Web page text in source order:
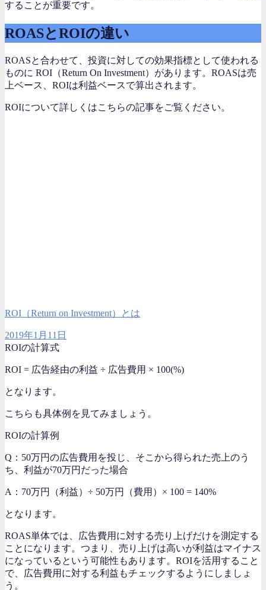
することが重要です。
ROASとROIの違い
ROASと合わせて、投資に対しての効果指標として使われる
ものに ROI（Return On Investment）があります。 ROASは売
上ベース、ROIは利益ベースで算出されます。
ROIについて詳しくはこちらの記事をご覧ください。
ROI（Return on Investment）とは
2019年1月11日
ROIの計算式
ROI = 広告経由の利益 ÷ 広告費用 × 100(%)
となります。
こちらも具体例を見てみましょう。
ROIの計算例
Q： 50万円の広告費用を投じ、そこから得られた売上のう
ち、利益が70万円だった場合
A：70万円（利益）÷ 50万円（費用）× 100 = 140%
となります。
ROAS単体では、広告費用に対する売り上げだけを測定する
ことになります。つまり、売り上げは高いが利益はマイナス
になっているという可能性もあります。ROIを活用すること
で、広告費用に対する利益もチェックするようにしましょ
う。